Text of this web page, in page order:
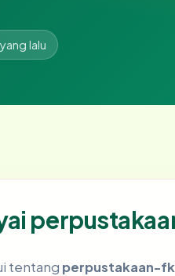
lalu
tentang perpustakaan-